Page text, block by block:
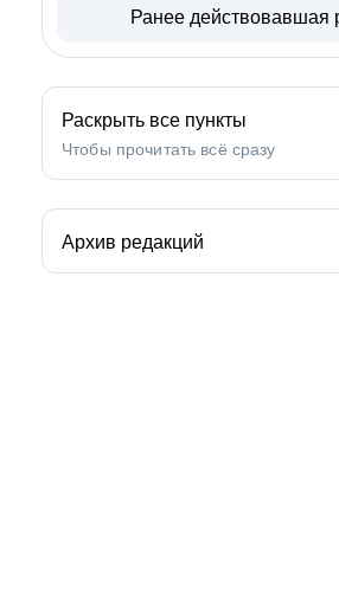
Ранее действовавшая
Раскрыть все пункты
Чтобы прочитать всё сразу
Архив редакций